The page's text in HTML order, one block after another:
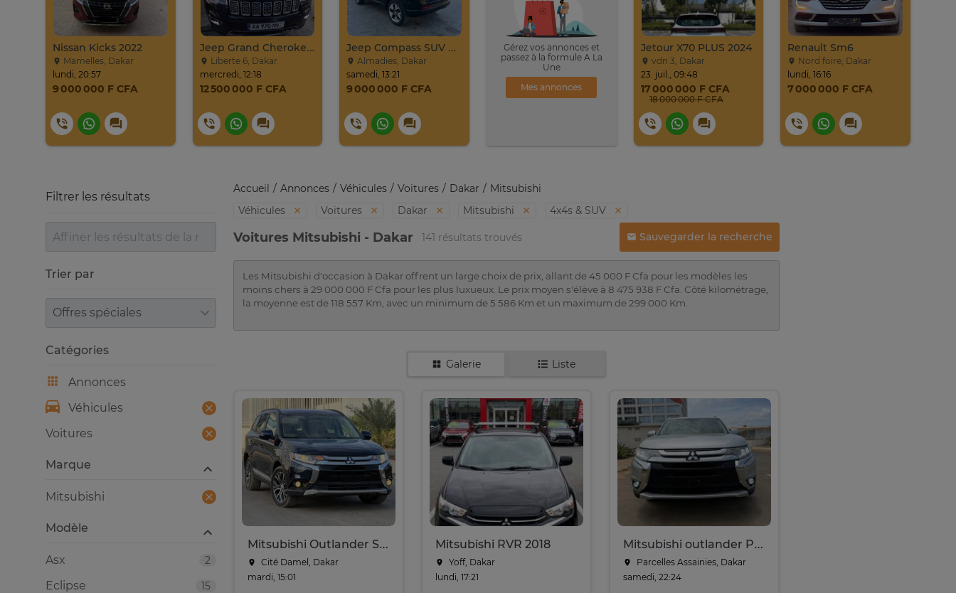
Nissan Kicks 2022
Mamelles, Dakar
lundi, 20:57
9 000 000 F CFA
Jeep Grand Cherokee Overland 2019 À Vendre
Liberte 6, Dakar
mercredi, 12:18
12 500 000 F CFA
Jeep Compass SUV Noir Essence Automatique
Almadies, Dakar
samedi, 13:21
9 000 000 F CFA
Gérez vos annonces et
passez à la formule A La
Une
Mes annonces
Jetour X70 PLUS 2024
vdn 3, Dakar
23. juil., 09:48
17 000 000 F CFA
18 000 000 F CFA
Renault Sm6
Nord foire, Dakar
lundi, 16:16
7 000 000 F CFA
Accueil Annonces Véhicules Voitures Dakar
Mitsubishi
Véhicules
Voitures Dakar Mitsubishi 4x4s & SUV
Voitures Mitsubishi - Dakar 141 résultats trouvés Sauvegarder la recherche
Les Mitsubishi d'occasion à Dakar offrent un large choix de prix, allant de 45 000 F Cfa pour les modèles les
moins chers à 29 000 000 F Cfa pour les plus luxueux. Le prix moyen s'élève à 8 475 938 F Cfa. Côté kilométrage,
la moyenne est de 118 557 Km, avec un minimum de 5 586 Km et un maximum de 299 000 Km.
Galerie Liste
Mitsubishi Outlander SEL 7 places 4 cylindres
Cité Damel, Dakar
mardi, 15:01
Mitsubishi RVR 2018
Yoff, Dakar
lundi, 17:21
Mitsubishi outlander Phev
Parcelles Assainies, Dakar
samedi, 22:24
Filtrer les résultats
Trier par
Trier par
Catégories
Annonces
Véhicules
Voitures
Marque
Mitsubishi
Modèle
2
Asx
15
Eclipse